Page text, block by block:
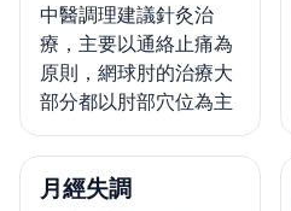
中醫調理建議針灸治
療，主要以通絡止痛為
原則，網球肘的治療大
部分都以肘部穴位為主
月經失調